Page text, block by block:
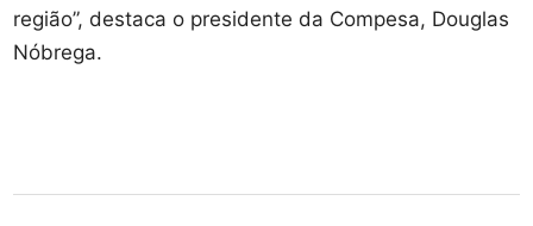
região”, destaca o presidente da Compesa, Douglas
Nóbrega.